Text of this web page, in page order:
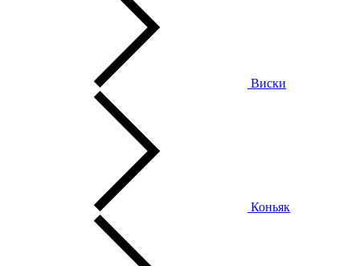
Виски
Коньяк